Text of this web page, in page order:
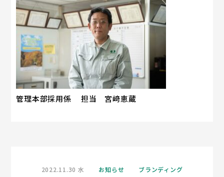
管理本部採用係 担当 宮﨑恵蔵
2022.11.30 水 お知らせ ブランディング